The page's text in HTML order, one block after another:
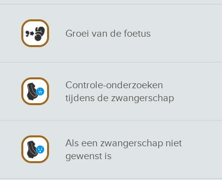
Groei van de foetus
Controle-onderzoeken
tijdens de zwangerschap
Als een zwangerschap niet
gewenst is